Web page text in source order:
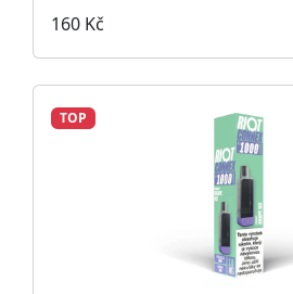
160 Kč
TOP